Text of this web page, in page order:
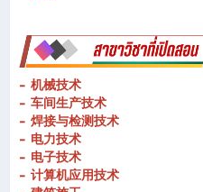
- 机械技术
- 车间生产技术
- 焊接与检测技术
- 电力技术
- 电子技术
- 计算机应用技术